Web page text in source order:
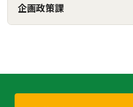
企画政策課